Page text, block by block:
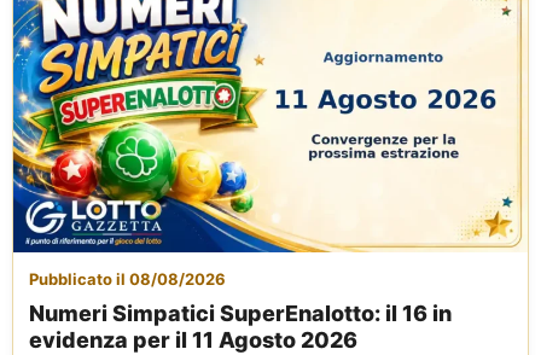
Pubblicato il 08/08/2026
Numeri Simpatici SuperEnalotto: il 16 in
evidenza per il 11 Agosto 2026